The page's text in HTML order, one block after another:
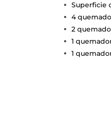
Superficie
4
2
1
1